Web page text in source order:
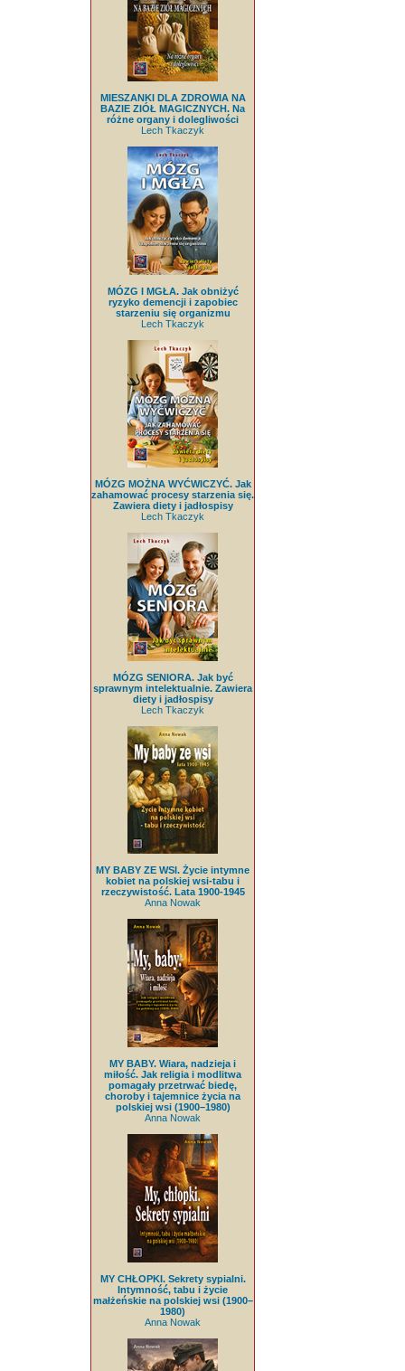
MIESZANKI DLA ZDROWIA NA
BAZIE ZIÓŁ MAGICZNYCH. Na
różne organy i dolegliwości
Lech Tkaczyk
MÓZG I MGŁA. Jak obniżyć
ryzyko demencji i zapobiec
starzeniu się organizmu
Lech Tkaczyk
MÓZG MOŻNA WYĆWICZYĆ. Jak
zahamować procesy starzenia się.
Zawiera diety i jadłospisy
Lech Tkaczyk
MÓZG SENIORA. Jak być
sprawnym intelektualnie. Zawiera
diety i jadłospisy
Lech Tkaczyk
MY BABY ZE WSI. Życie intymne
kobiet na polskiej wsi-tabu i
rzeczywistość. Lata 1900-1945
Anna Nowak
MY BABY. Wiara, nadzieja i
miłość. Jak religia i modlitwa
pomagały przetrwać biedę,
choroby i tajemnice życia na
polskiej wsi (1900–1980)
Anna Nowak
MY CHŁOPKI. Sekrety sypialni.
Intymność, tabu i życie
małżeńskie na polskiej wsi (1900–
1980)
Anna Nowak